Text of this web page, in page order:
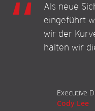
Als neue
eingeführt
wir der
halten wir
Executive
Cody Lee